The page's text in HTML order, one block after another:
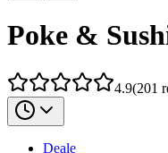
Poke &
4.9(201
Deale